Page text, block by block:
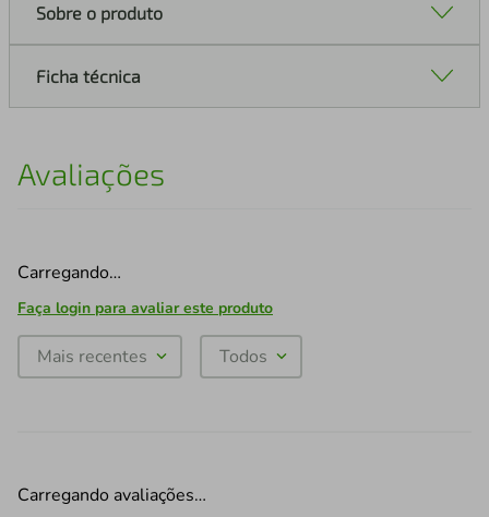
Sobre o produto
Ficha técnica
Avaliações
Carregando…
Faça login para avaliar este produto
Mais recentes Todos
Carregando avaliações…